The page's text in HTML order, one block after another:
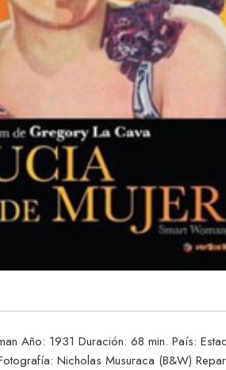
Año: 1931 Duración: 68 min. País:
Nicholas Musuraca (B&W)